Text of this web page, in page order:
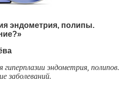
эндометрия, полипы.
гиперплазии эндометрия, полипов.
заболеваний.